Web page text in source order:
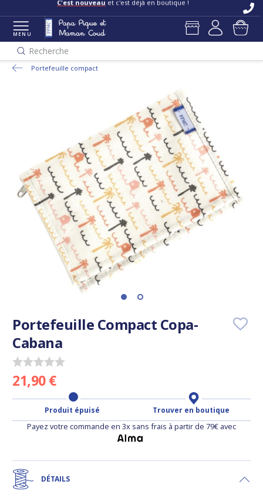
C'est nouveau et c'est déjà en boutique !
MENU
Recherche
Portefeuille compact
Portefeuille Compact Copa-
Cabana
21,90 €
Produit épuisé Trouver en boutique
Payez votre commande en 3x sans frais à partir de 79€ avec
DÉTAILS